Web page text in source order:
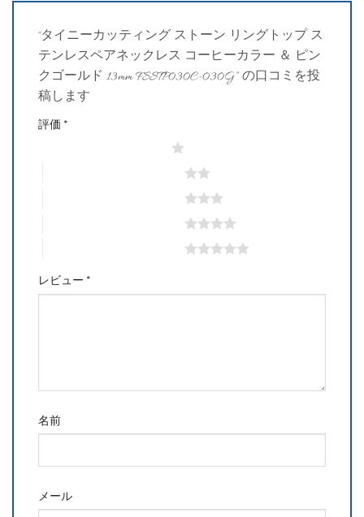
“タイニーカッティング ストーン リングトップ ス
テンレスペアネックレス コーヒーカラー ＆ ピン
クゴールド 13mm FSSTP030C-030G” の口コミを投
稿します
評価 *
レビュー *
名前
メール